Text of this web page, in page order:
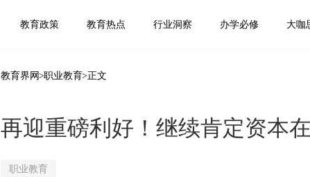
教育政策 教育热点 行业洞察 办学必修 大咖
教育界网>职业教育>正文
再迎重磅利好！继续肯定资本
职业教育